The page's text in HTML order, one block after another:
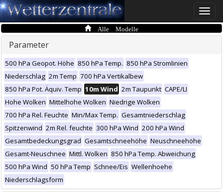
Toggle
Alle Modelle
Parameter
500 hPa Geopot. Höhe 850 hPa Temp. 850 hPa Stromlinien
Niederschlag 2m Temp 700 hPa Vertikalbew
850 hPa Pot. Äquiv. Temp 10m Wind 2m Taupunkt CAPE/LI
Hohe Wolken Mittelhohe Wolken Niedrige Wolken
700 hPa Rel. Feuchte Min/Max Temp. Gesamtniederschlag
Spitzenwind 2m Rel. feuchte 300 hPa Wind 200 hPa Wind
Gesamtbedeckungsgrad Gesamtschneehöhe Neuschneehöhe
Gesamt-Neuschnee Mittl. Wolken 850 hPa Temp. Abweichung
500 hPa Wind 50 hPa Temp Schnee/Eis Wellenhoehe
Niederschlagsform